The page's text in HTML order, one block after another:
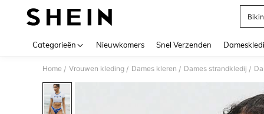
Categorieën Nieuwkomers Snel Verzenden
Home / Vrouwen kleding / Dames kleren / Dames strandkledij /